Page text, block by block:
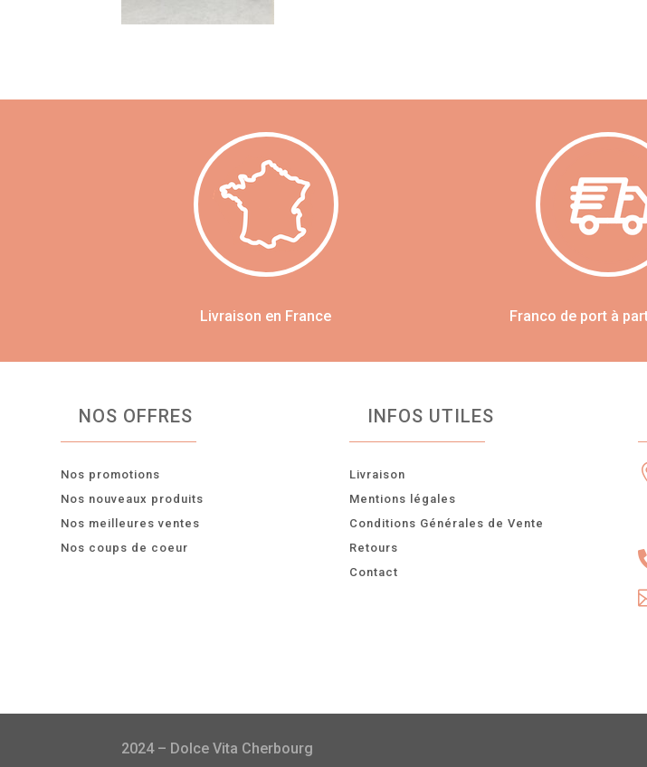
Livraison en France Franco de port à
NOS OFFRES
Nos promotions
Nos nouveaux produits
Nos meilleures ventes
Nos coups de coeur
INFOS UTILES
Livraison
Mentions légales
Conditions Générales de Vente
Retours
Contact
2024 – Dolce Vita Cherbourg